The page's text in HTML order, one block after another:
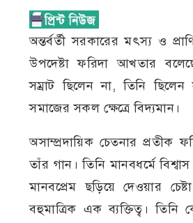
অন্তর্বর্তী সরকারের মৎস্য ও
উপদেষ্টা ফরিদা আখতার
সম্রাট ছিলেন না, তিনি
সমাজের সকল ক্ষেত্রে বিদ্যমান।
অসাম্প্রদায়িক চেতনার প্রতীক
তাঁর গান। তিনি মানবধর্মে
মানবপ্রেম ছড়িয়ে দেওয়ার
বহুমাত্রিক এক ব্যক্তিত্ব। তিনি